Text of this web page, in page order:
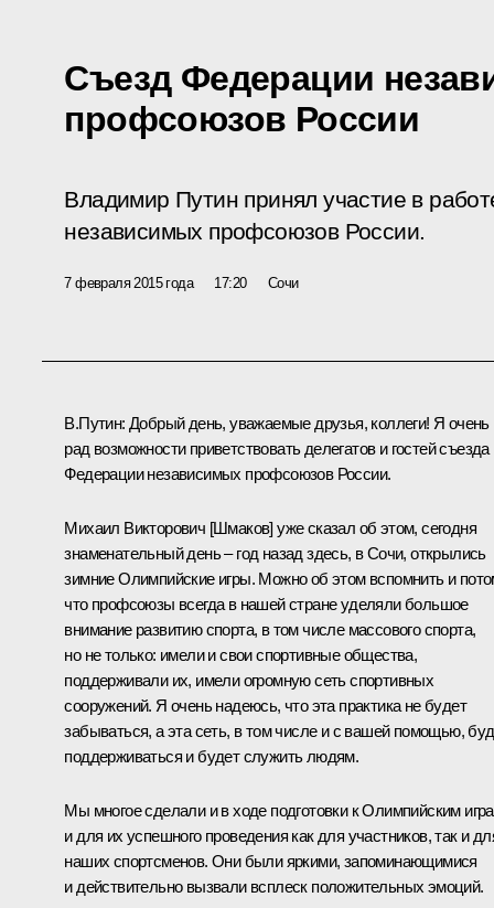
Съезд Федерации
профсоюзов России
Владимир Путин принял участие в
независимых профсоюзов России.
7 февраля 2015 года 17:20 Сочи
В.Путин: Добрый день, уважаемые друзья, коллеги! Я очень
рад возможности приветствовать делегатов и гостей съезда
Федерации независимых профсоюзов России.
Михаил Викторович [Шмаков] уже сказал об этом, сегодня
знаменательный день – год назад здесь, в Сочи, открылись
зимние Олимпийские игры. Можно об этом вспомнить и
что профсоюзы всегда в нашей стране уделяли большое
внимание развитию спорта, в том числе массового спорта,
но не только: имели и свои спортивные общества,
поддерживали их, имели огромную сеть спортивных
сооружений. Я очень надеюсь, что эта практика не будет
забываться, а эта сеть, в том числе и с вашей помощью,
поддерживаться и будет служить людям.
Мы многое сделали и в ходе подготовки к Олимпийским
и для их успешного проведения как для участников, так и
наших спортсменов. Они были яркими, запоминающимися
и действительно вызвали всплеск положительных эмоций.